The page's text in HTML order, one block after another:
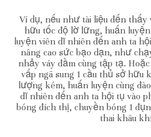
Ví dụ, nếu như tài liệu đến thấy
hữu tốc độ lờ lững, huấn
luyện viên dĩ nhiên đến anh ta
nâng cao sức bạo dạn, như
nhảy váy đầm cùng tập tạ.
vấp ngã sung 1 cầu thủ sở hữu
lượng kém, huấn luyện cùng
dĩ nhiên đến anh ta hội tụ vào
bóng đích thị, chuyền bóng 1
thai khâu